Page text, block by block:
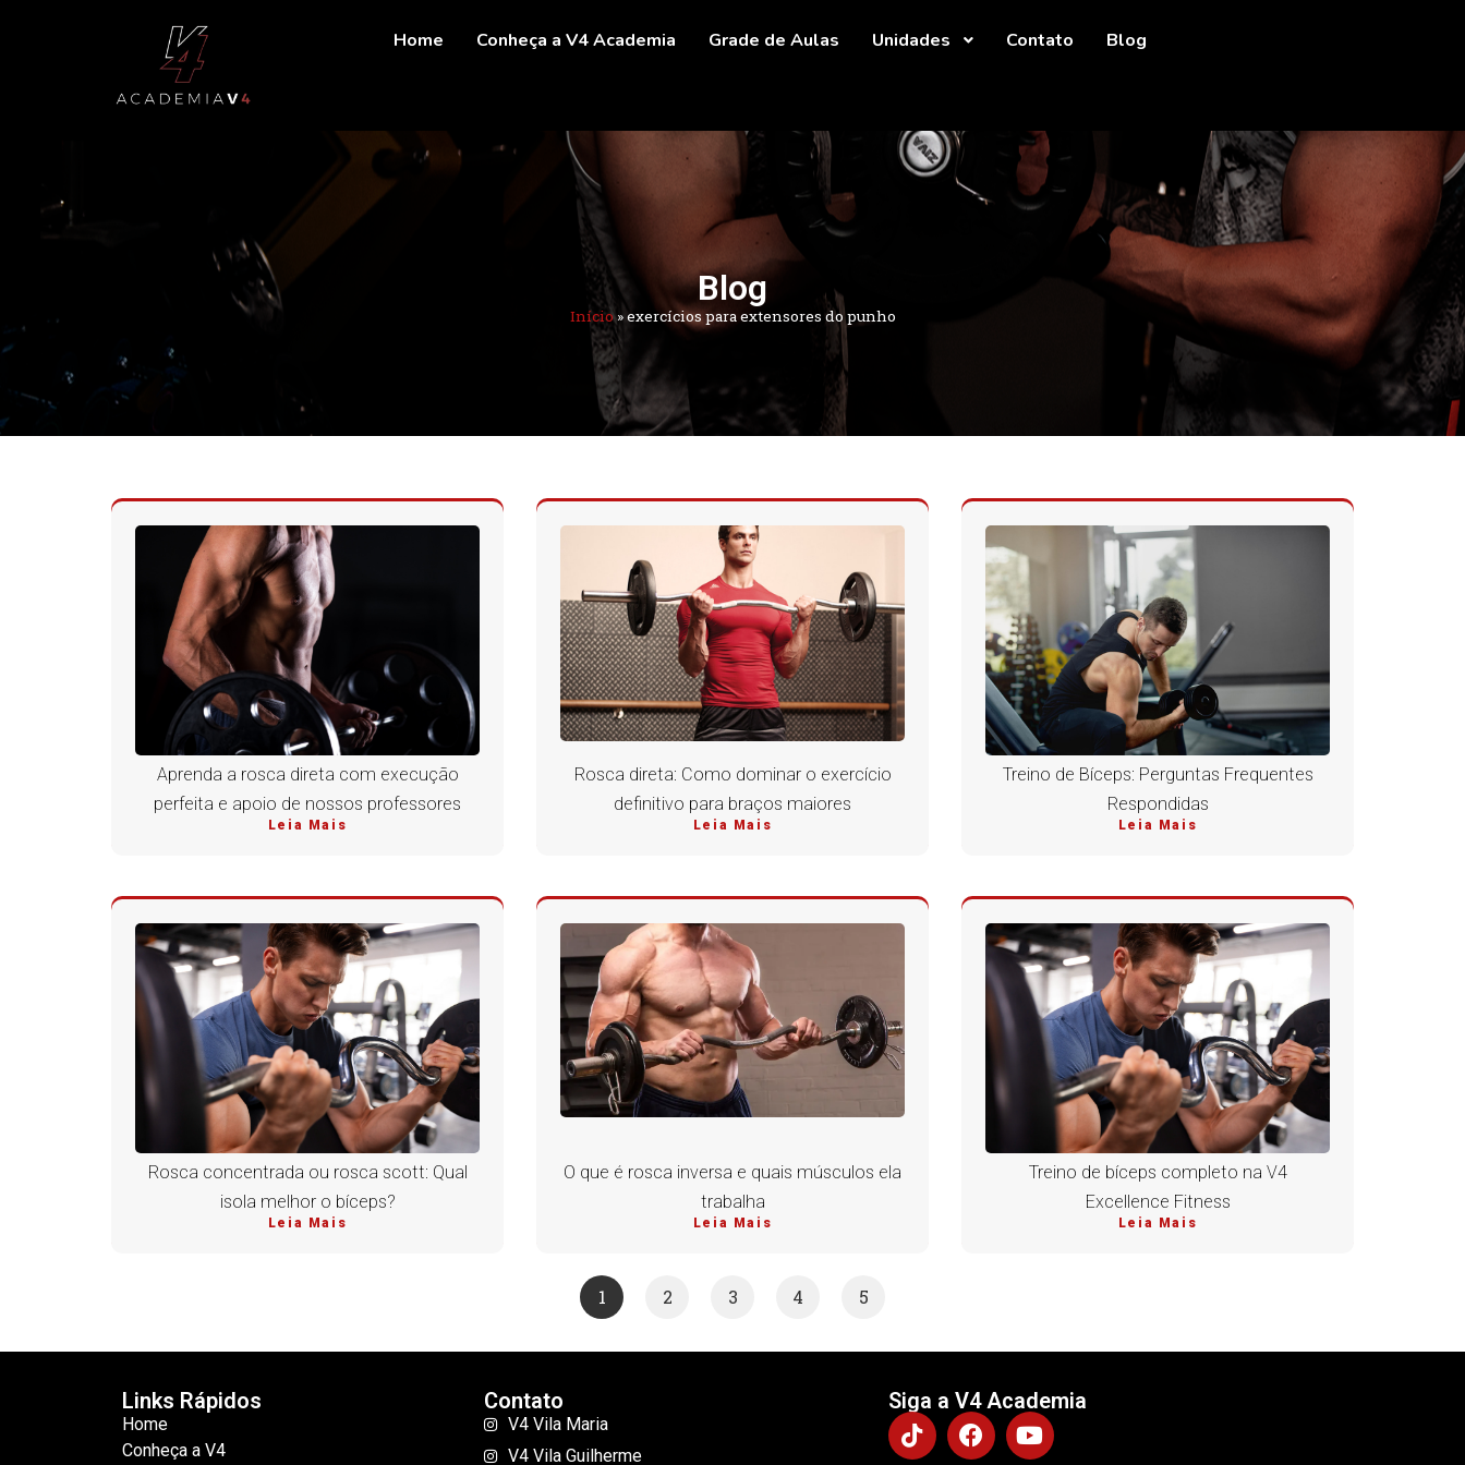
Home Conheça a V4 Academia Grade de Aulas Unidades Contato Blog
Blog
Início»exercícios para extensores do punho
Aprenda a rosca direta com execução
perfeita e apoio de nossos professores
Leia Mais
Rosca direta: Como dominar o exercício
definitivo para braços maiores
Leia Mais
Treino de Bíceps: Perguntas Frequentes
Respondidas
Leia Mais
Rosca concentrada ou rosca scott: Qual
isola melhor o bíceps?
Leia Mais
O que é rosca inversa e quais músculos ela
trabalha
Leia Mais
Treino de bíceps completo na V4
Excellence Fitness
Leia Mais
1 2 3 4 5
Links Rápidos
Home
Conheça a V4
Contato
V4 Vila Maria
V4 Vila Guilherme
Siga a V4 Academia